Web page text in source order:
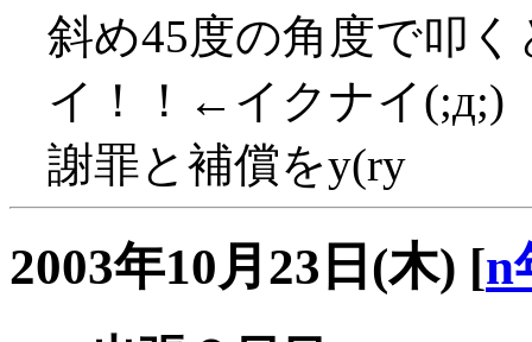
斜め45度の角度で叩
イ！！←イクナイ(;д;)
謝罪と補償をy(ry
2003年10月23日(木) [n